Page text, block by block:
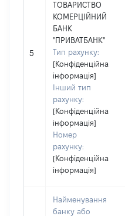
5
ТОВАРИСТВО
КОМЕРЦІЙНИЙ
БАНК
"ПРИВАТБАНК"
Тип рахунку:
[Конфіденційна
інформація]
Інший тип
рахунку:
[Конфіденційна
інформація]
Номер
рахунку:
[Конфіденційна
інформація]
Найменування
банку або